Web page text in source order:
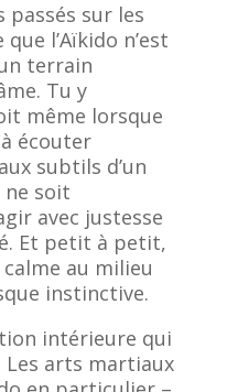
passés sur les
l’Aïkido n’est
terrain
Tu y
même lorsque
écouter
subtils d’un
ne soit
avec justesse
Et petit à petit,
au milieu
instinctive.
intérieure qui
arts martiaux